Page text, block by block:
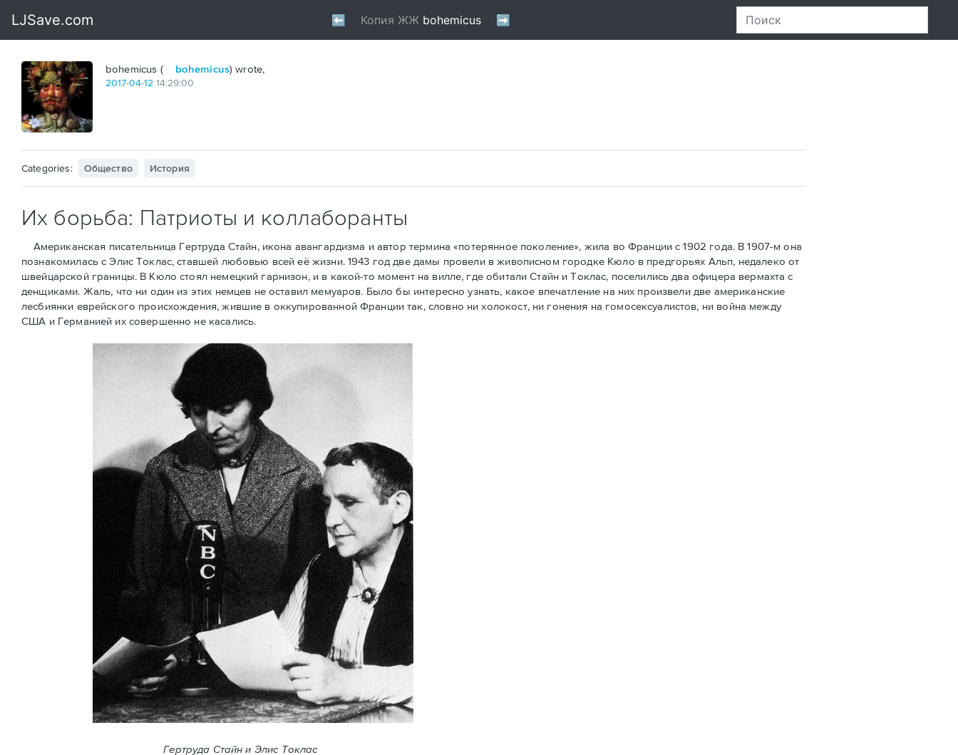
bohemicus ( bohemicus) wrote,
2017-04-12 14:29:00
Categories: Общество История
Их борьба: Патриоты и коллаборанты
Американская писательница Гертруда Стайн, икона авангардизма и автор термина «потерянное поколение», жила во Франции с 1902 года. В 1907-м она
познакомилась с Элис Токлас, ставшей любовью всей её жизни. 1943 год две дамы провели в живописном городке Кюло в предгорьях Альп, недалеко от
швейцарской границы. В Кюло стоял немецкий гарнизон, и в какой-то момент на вилле, где обитали Стайн и Токлас, поселились два офицера вермахта с
денщиками. Жаль, что ни один из этих немцев не оставил мемуаров. Было бы интересно узнать, какое впечатление на них произвели две американские
лесбиянки еврейского происхождения, жившие в оккупированной Франции так, словно ни холокост, ни гонения на гомосексуалистов, ни война между
США и Германией их совершенно не касались.
Гертруда Стайн и Элис Токлас